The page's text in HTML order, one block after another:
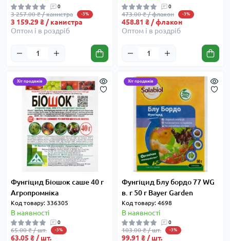
0
3 257.00 ₴ / канистра -3%
3 159.29 ₴ / канистра
Оптом і в роздріб
0
473.00 ₴ / флакон -3%
458.81 ₴ / флакон
Оптом і в роздріб
Хіт продажів
Фунгіцид Біошок саше 40 г
Агропромніка
Код товару: 336305
В наявності
0
65.00 ₴ / шт. -3%
63.05 ₴ / шт.
Хіт продажів
Фунгіцид Блу бордо 77 WG
в. г 50 г Bayer Garden
Код товару: 4698
В наявності
0
103.00 ₴ / шт. -3%
99.91 ₴ / шт.